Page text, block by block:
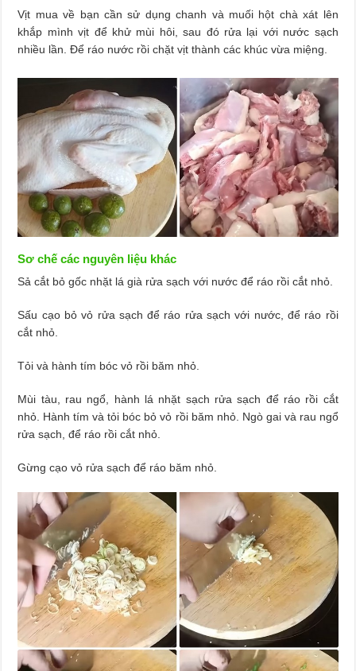
Vịt mua về bạn cần sử dụng chanh và muối hột chà xát lên
khắp mình vịt để khử mùi hôi, sau đó rửa lại với nước sạch
nhiều lần. Để ráo nước rồi chặt vịt thành các khúc vừa miệng.
Sơ chế các nguyên liệu khác
Sả cắt bỏ gốc nhặt lá già rửa sạch với nước để ráo rồi cắt nhỏ.
Sấu cạo bỏ vỏ rửa sạch để ráo rửa sạch với nước, để ráo rồi
cắt nhỏ.
Tỏi và hành tím bóc vỏ rồi băm nhỏ.
Mùi tàu, rau ngổ, hành lá nhặt sạch rửa sạch để ráo rồi cắt
nhỏ. Hành tím và tỏi bóc bỏ vỏ rồi băm nhỏ. Ngò gai và rau ngổ
rửa sạch, để ráo rồi cắt nhỏ.
Gừng cạo vỏ rửa sạch để ráo băm nhỏ.